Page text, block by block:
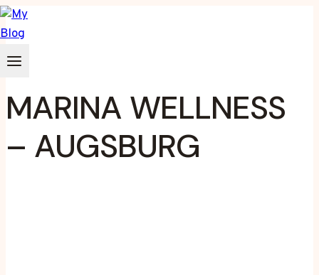
Zum
Inhalt
springen
MARINA WELLNESS
– AUGSBURG